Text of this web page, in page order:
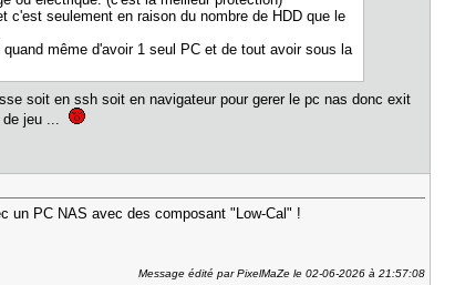
seulement en raison du nombre de HDD que le
même d'avoir 1 seul PC et de tout avoir sous la
soit en ssh soit en navigateur pour gerer le pc nas donc exit
de jeu ...
un PC NAS avec des composant "Low-Cal" !
Message édité par PixelMaZe le 02-06-2026 à 21:57:08